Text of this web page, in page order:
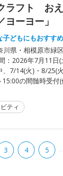
ラフト おえ
ヨーヨー」
子どもにもおすすめ
川県・相模原市緑
： 2026年7月11日
、7/14(火)・8/25(
15:00の間髄時受付
ティ
3 4 5 …